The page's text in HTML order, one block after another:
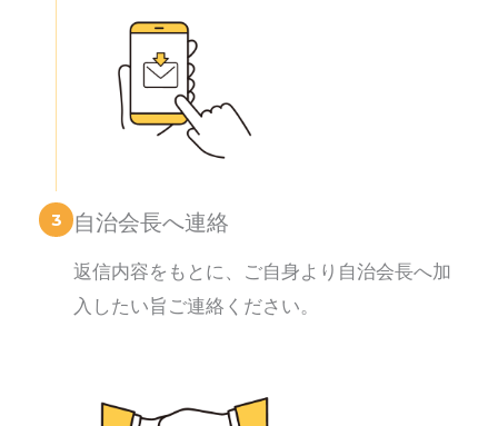
3 自治会長へ連絡
返信内容をもとに、ご自身より自治会長へ加
入したい旨ご連絡ください。